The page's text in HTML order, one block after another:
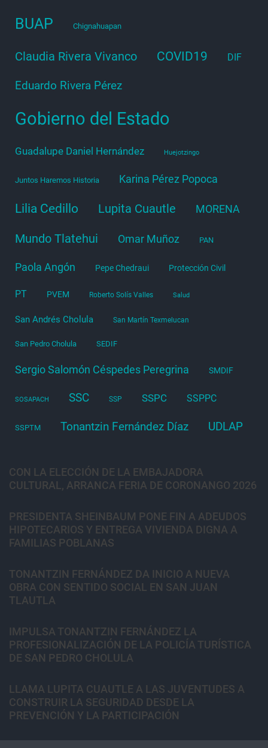
BUAP Chignahuapan
Claudia Rivera Vivanco COVID19 DIF
Eduardo Rivera Pérez
Gobierno del Estado
Guadalupe Daniel Hernández Huejotzingo
Juntos Haremos Historia Karina Pérez Popoca
Lilia Cedillo Lupita Cuautle MORENA
Mundo Tlatehui Omar Muñoz PAN
Paola Angón Pepe Chedraui Protección Civil
PT PVEM Roberto Solís Valles Salud
San Andrés Cholula San Martín Texmelucan
San Pedro Cholula SEDIF
Sergio Salomón Céspedes Peregrina SMDIF
SOSAPACH SSC SSP SSPC SSPPC
SSPTM Tonantzin Fernández Díaz UDLAP
CON LA ELECCIÓN DE LA EMBAJADORA
CULTURAL, ARRANCA FERIA DE CORONANGO 2026
PRESIDENTA SHEINBAUM PONE FIN A ADEUDOS
HIPOTECARIOS Y ENTREGA VIVIENDA DIGNA A
FAMILIAS POBLANAS
TONANTZIN FERNÁNDEZ DA INICIO A NUEVA
OBRA CON SENTIDO SOCIAL EN SAN JUAN
TLAUTLA
IMPULSA TONANTZIN FERNÁNDEZ LA
PROFESIONALIZACIÓN DE LA POLICÍA TURÍSTICA
DE SAN PEDRO CHOLULA
LLAMA LUPITA CUAUTLE A LAS JUVENTUDES A
CONSTRUIR LA SEGURIDAD DESDE LA
PREVENCIÓN Y LA PARTICIPACIÓN